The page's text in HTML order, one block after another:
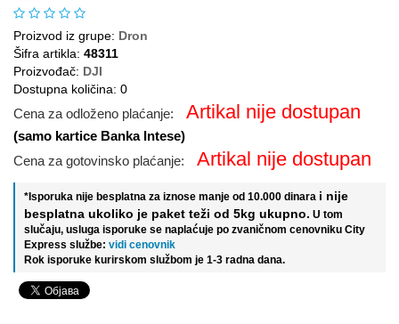
Proizvod iz grupe: Dron
Šifra artikla: 48311
Proizvođač: DJI
Dostupna količina: 0
Cena za odloženo plaćanje: Artikal nije dostupan
(samo kartice Banka Intese)
Cena za gotovinsko plaćanje:
Artikal nije dostupan
*Isporuka nije besplatna za iznose manje od 10.000 dinara i nije
besplatna ukoliko je paket teži od 5kg ukupno. U tom
slučaju, usluga isporuke se naplaćuje po zvaničnom cenovniku City
Express službe: vidi cenovnik
Rok isporuke kurirskom službom je 1-3 radna dana.